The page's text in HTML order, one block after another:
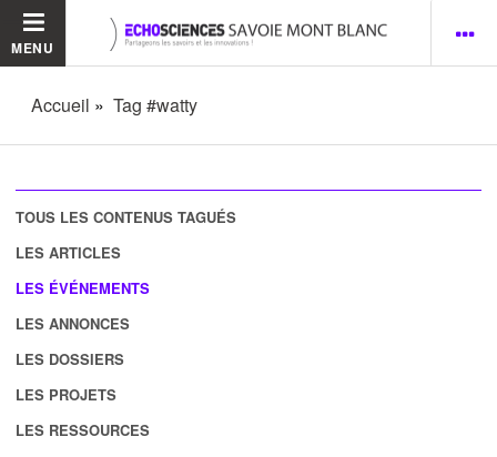
MENU
Accueil Tag #watty
TOUS LES CONTENUS TAGUÉS
LES ARTICLES
LES ÉVÉNEMENTS
LES ANNONCES
LES DOSSIERS
LES PROJETS
LES RESSOURCES